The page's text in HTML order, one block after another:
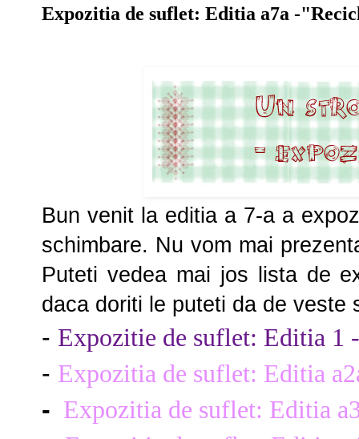
Expozitia de suflet: Editia a7a -
Bun venit la editia a 7-a a
schimbare. Nu vom mai
Puteti vedea mai jos lista de
daca doriti le puteti da de veste
- Expozitie de suflet: Editia 1
- Expozitia de suflet: Editia
- Expozitia de suflet: Editia